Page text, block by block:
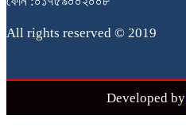
All rights reserved © 2019
Developed by